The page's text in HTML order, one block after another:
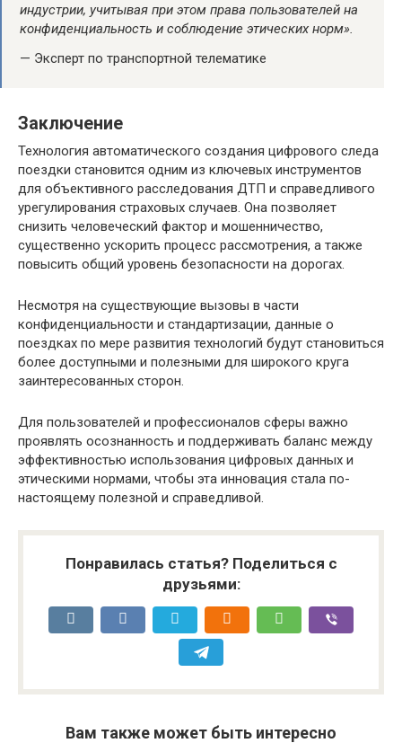
индустрии, учитывая при этом права пользователей на
конфиденциальность и соблюдение этических норм».
— Эксперт по транспортной телематике
Заключение
Технология автоматического создания цифрового следа
поездки становится одним из ключевых инструментов
для объективного расследования ДТП и справедливого
урегулирования страховых случаев. Она позволяет
снизить человеческий фактор и мошенничество,
существенно ускорить процесс рассмотрения, а также
повысить общий уровень безопасности на дорогах.
Несмотря на существующие вызовы в части
конфиденциальности и стандартизации, данные о
поездках по мере развития технологий будут становиться
более доступными и полезными для широкого круга
заинтересованных сторон.
Для пользователей и профессионалов сферы важно
проявлять осознанность и поддерживать баланс между
эффективностью использования цифровых данных и
этическими нормами, чтобы эта инновация стала по-
настоящему полезной и справедливой.
Понравилась статья? Поделиться с
друзьями:
Вам также может быть интересно